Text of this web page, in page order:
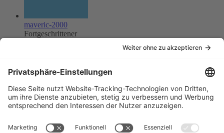
maveric-2000
Fortgeschrittener
175
26. August 2014 um 14:50
#20
Goliath ist auf der Zielgerade :